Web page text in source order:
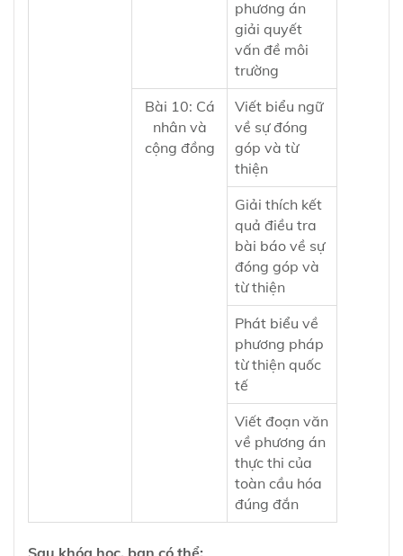
phương án
giải quyết
vấn đề môi
trường
Bài 10: Cá
nhân và
cộng đồng
Viết biểu ngữ
về sự đóng
góp và từ
thiện
Giải thích kết
quả điều tra
bài báo về sự
đóng góp và
từ thiện
Phát biểu về
phương pháp
từ thiện quốc
tế
Viết đoạn văn
về phương án
thực thi của
toàn cầu hóa
đúng đắn
Sau khóa học, bạn có thể: